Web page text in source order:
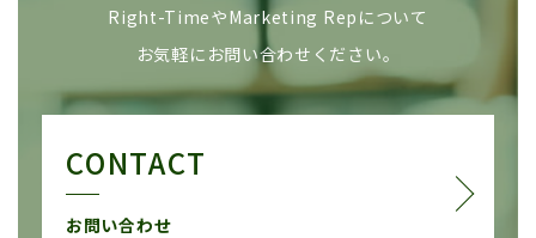
Right-TimeやMarketing Repについて
お気軽にお問い合わせください。
CONTACT
お問い合わせ